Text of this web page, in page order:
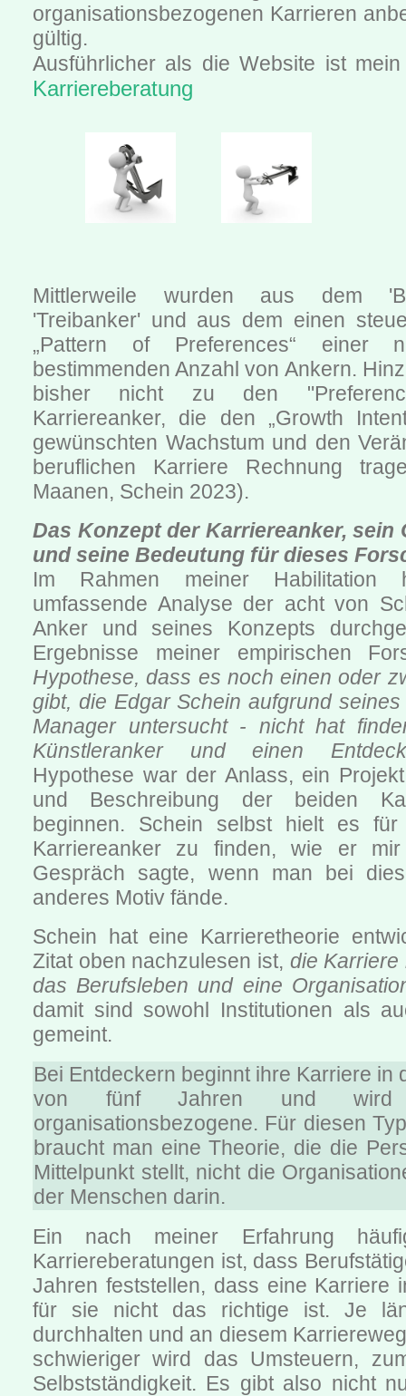
organisationsbezogenen Karrieren
gültig.
Ausführlicher als die Website ist
Karriereberatung
Mittlerweile wurden aus dem
'Treibanker' und aus dem einen
„Pattern of Preferences“ einer
bestimmenden Anzahl von Ankern.
bisher nicht zu den
Karriereanker, die den „Growth
gewünschten Wachstum und den
beruflichen Karriere Rechnung
Maanen, Schein 2023).
Das Konzept der Karriereanker, sein
und seine Bedeutung für dieses
Im Rahmen meiner
umfassende Analyse der acht von
Anker und seines Konzepts
Ergebnisse meiner empirischen
Hypothese, dass es noch einen oder
gibt, die Edgar Schein aufgrund
Manager untersucht - nicht hat
Künstleranker und einen
Hypothese war der Anlass, ein
und Beschreibung der beiden
beginnen. Schein selbst hielt es für
Karriereanker zu finden, wie er
Gespräch sagte, wenn man bei
anderes Motiv fände.
Schein hat eine Karrieretheorie
Zitat oben nachzulesen ist, die Karriere
das Berufsleben und eine
damit sind sowohl Institutionen als
gemeint.
Bei Entdeckern beginnt ihre Karriere in
von fünf Jahren und wird
organisationsbezogene. Für diesen
braucht man eine Theorie, die die
Mittelpunkt stellt, nicht die
der Menschen darin.
Ein nach meiner Erfahrung
Karriereberatungen ist, dass
Jahren feststellen, dass eine Karriere
für sie nicht das richtige ist. Je
durchhalten und an diesem
schwieriger wird das Umsteuern,
Selbstständigkeit. Es gibt also nicht